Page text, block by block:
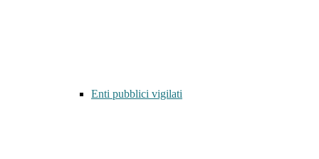
Enti pubblici vigilati